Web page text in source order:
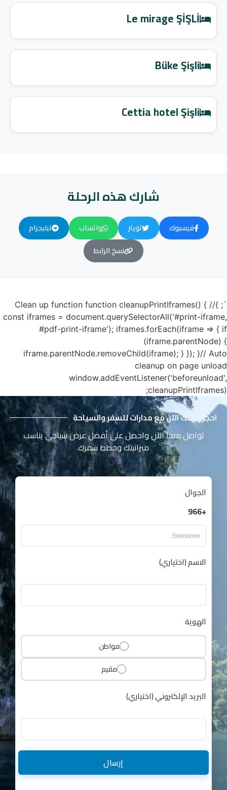
Le mirage ŞİŞLİ
Büke Şişli
Cettia hotel Şişli
شارك هذه الرحلة
فيسبوك تويتر واتساب
تيليجرام
نسخ الرابط
`; }// Clean up function function cleanupPrintIframes() {
const iframes = document.querySelectorAll('#print-iframe,
#pdf-print-iframe'); iframes.forEach(iframe => { if
(iframe.parentNode) {
iframe.parentNode.removeChild(iframe); } }); }// Auto
cleanup on page unload
window.addEventListener('beforeunload',
cleanupPrintIframes);
احجز رحلتك الآن مع مدارات للسفر والسياحة
تواصل معنا الآن واحصل على أفضل عرض سياحي يناسب
ميزانيتك وخطط سفرك
الجوال
+966
الاسم (اختياري)
الهوية
مواطن
مقيم
البريد الإلكتروني (اختياري)
إرسال